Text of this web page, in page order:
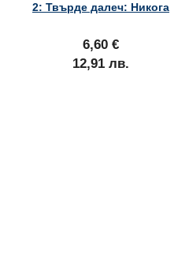
2: Твърде далеч: Никога
6,60 €
12,91 лв.